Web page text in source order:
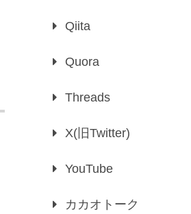
Qiita
Quora
Threads
X(旧Twitter)
YouTube
カカオトーク